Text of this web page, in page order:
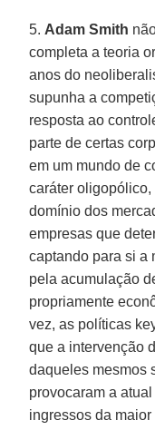
5. Adam Smith
completa a teoria
anos do
supunha a
resposta ao
parte de certas
em um mundo de
caráter
domínio dos
empresas que
captando para si a
pela acumulação
propriamente
vez, as políticas
que a intervenção
daqueles mesmos
provocaram a
ingressos da